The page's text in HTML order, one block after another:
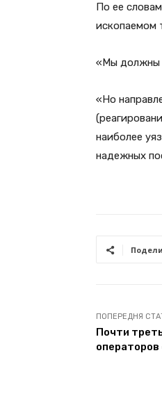
По ее
ископаемом
«Мы должны
«Но
наиболее
надежных
ПОПЕРЕДНЯ
Почти